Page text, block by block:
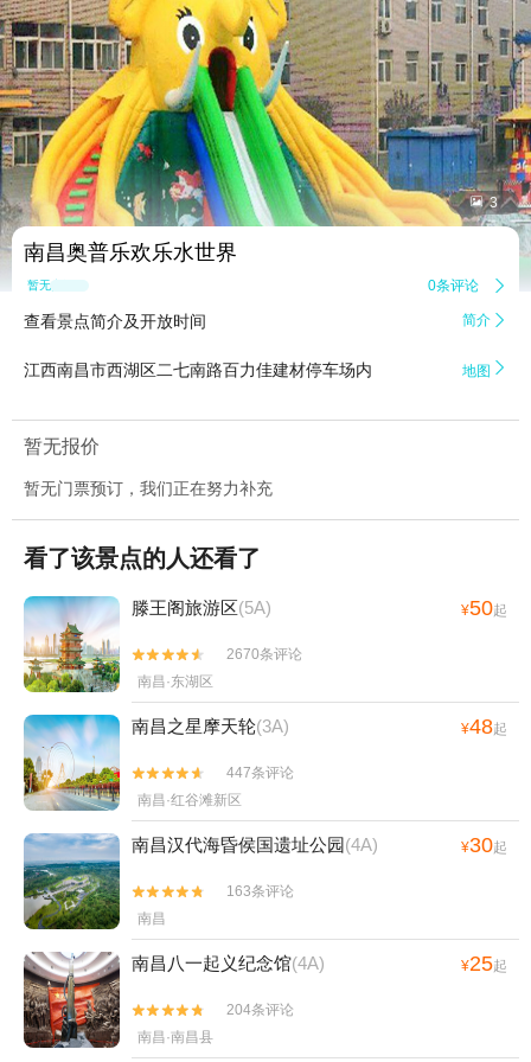
 3
南昌奥普乐欢乐水世界
暂无点评 0条评论 
查看景点简介及开放时间 简介 
江西南昌市西湖区二七南路百力佳建材停车场内 地图 
暂无报价
暂无门票预订，我们正在努力补充
看了该景点的人还看了
滕王阁旅游区(5A) ¥50起


2670条评论
南昌·东湖区
南昌之星摩天轮(3A) ¥48起


447条评论
南昌·红谷滩新区
南昌汉代海昏侯国遗址公园(4A) ¥30起


163条评论
南昌
南昌八一起义纪念馆(4A) ¥25起


204条评论
南昌·南昌县
